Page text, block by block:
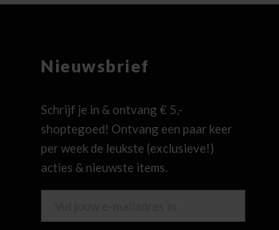
Nieuwsbrief
Schrijf je in & ontvang € 5,-
shoptegoed! Ontvang een paar keer
per week de leukste (exclusieve!)
acties & nieuwste items.